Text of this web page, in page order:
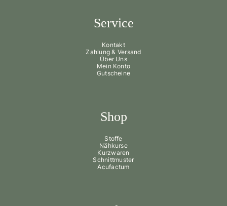
Service
Kontakt
Zahlung & Versand
Über Uns
Mein Konto
Gutscheine
Shop
Stoffe
Nähkurse
Kurzwaren
Schnittmuster
Acufactum